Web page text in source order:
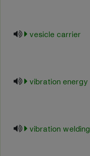
vesicle carrier
vibration energy
vibration welding